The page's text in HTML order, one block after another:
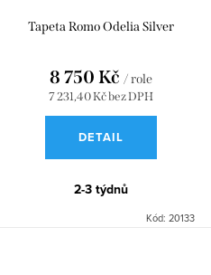
Tapeta Romo Odelia Silver
7 231,40 Kč bez DPH
8 750 Kč / role
DETAIL
2-3 týdnů
Kód: 20133